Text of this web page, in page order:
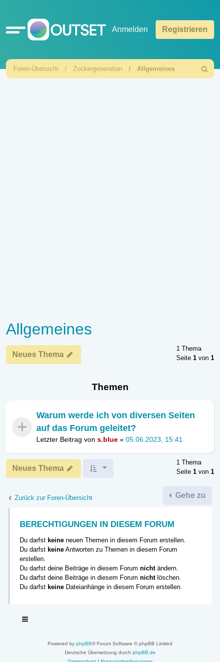
Schnellzugriff Anmelden Registrieren
Foren-Übersicht Zockergeneration Allgemeines
Suche
Allgemeines
Neues Thema
1 Thema
Seite 1 von 1
Themen
Warum werde ich von diversen Seiten
auf das Forum geleitet?
Letzter Beitrag von s.blue « 05.06.2023, 15:41
Neues Thema
1 Thema
Seite 1 von 1
Zurück zur Foren-Übersicht Gehe zu
BERECHTIGUNGEN IN DIESEM FORUM
Du darfst keine neuen Themen in diesem Forum erstellen.
Du darfst keine Antworten zu Themen in diesem Forum
erstellen.
Du darfst deine Beiträge in diesem Forum nichtändern.
Du darfst deine Beiträge in diesem Forum nichtlöschen.
Du darfst keine Dateianhänge in diesem Forum erstellen.
Powered by phpBB® Forum Software © phpBB Limited
Deutsche Übersetzung durch phpBB.de